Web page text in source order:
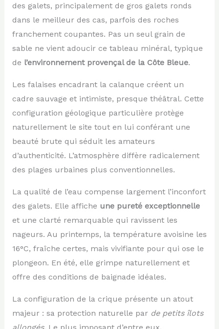
des galets, principalement de gros galets ronds
dans le meilleur des cas, parfois des roches
franchement coupantes. Pas un seul grain de
sable ne vient adoucir ce tableau minéral, typique
de l’environnement provençal de la Côte Bleue.
Les falaises encadrant la calanque créent un
cadre sauvage et intimiste, presque théâtral. Cette
configuration géologique particulière protège
naturellement le site tout en lui conférant une
beauté brute qui séduit les amateurs
d’authenticité. L’atmosphère diffère radicalement
des plages urbaines plus conventionnelles.
La qualité de l’eau compense largement l’inconfort
des galets. Elle affiche une pureté exceptionnelle
et une clarté remarquable qui ravissent les
nageurs. Au printemps, la température avoisine les
16°C, fraîche certes, mais vivifiante pour qui ose le
plongeon. En été, elle grimpe naturellement et
offre des conditions de baignade idéales.
La configuration de la crique présente un atout
majeur : sa protection naturelle par de petits îlots
allongés. Le plus imposant d’entre eux,